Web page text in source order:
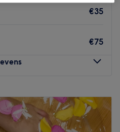
€35
€75
08:30–19:30
08:00
19:30
08:30– 19:30